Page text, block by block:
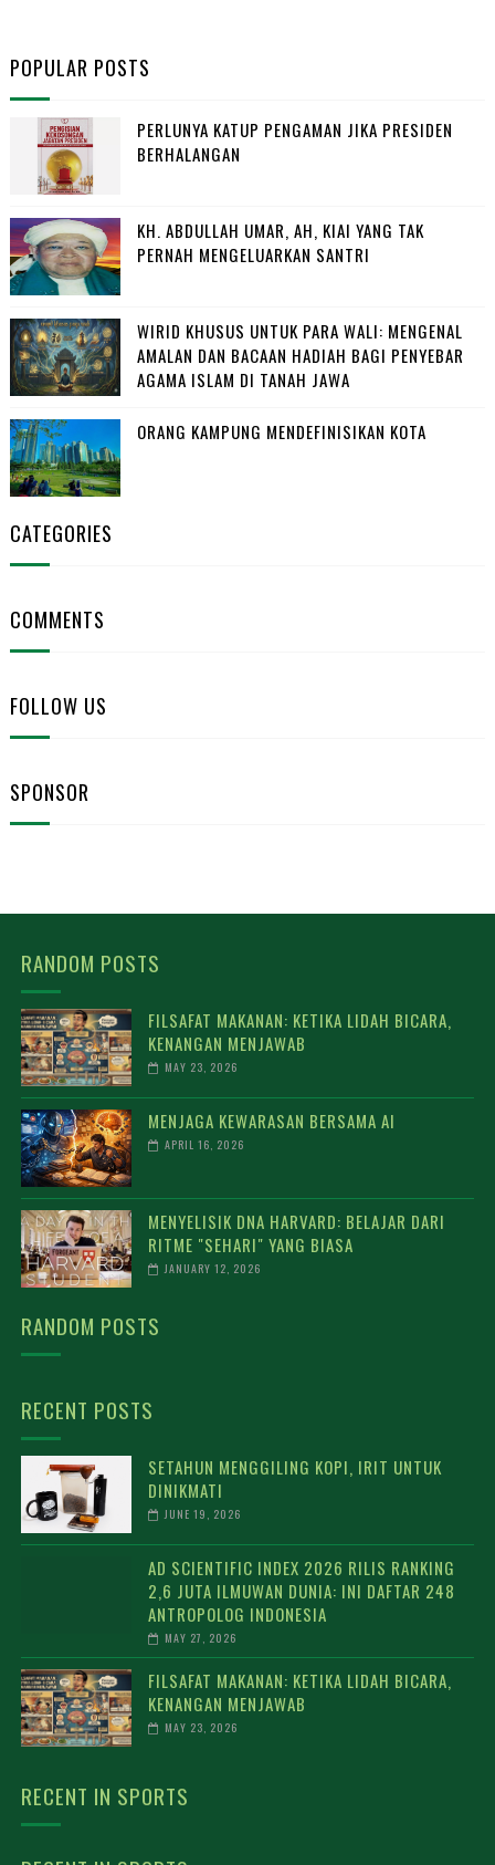
POPULAR POSTS
PERLUNYA KATUP PENGAMAN JIKA PRESIDEN
BERHALANGAN
KH. ABDULLAH UMAR, AH, KIAI YANG TAK
PERNAH MENGELUARKAN SANTRI
WIRID KHUSUS UNTUK PARA WALI: MENGENAL
AMALAN DAN BACAAN HADIAH BAGI PENYEBAR
AGAMA ISLAM DI TANAH JAWA
ORANG KAMPUNG MENDEFINISIKAN KOTA
CATEGORIES
COMMENTS
FOLLOW US
SPONSOR
RANDOM POSTS
FILSAFAT MAKANAN: KETIKA LIDAH BICARA,
KENANGAN MENJAWAB
MAY 23, 2026
MENJAGA KEWARASAN BERSAMA AI
APRIL 16, 2026
MENYELISIK DNA HARVARD: BELAJAR DARI
RITME "SEHARI" YANG BIASA
JANUARY 12, 2026
RANDOM POSTS
RECENT POSTS
SETAHUN MENGGILING KOPI, IRIT UNTUK
DINIKMATI
JUNE 19, 2026
AD SCIENTIFIC INDEX 2026 RILIS RANKING
2,6 JUTA ILMUWAN DUNIA: INI DAFTAR 248
ANTROPOLOG INDONESIA
MAY 27, 2026
FILSAFAT MAKANAN: KETIKA LIDAH BICARA,
KENANGAN MENJAWAB
MAY 23, 2026
RECENT IN SPORTS